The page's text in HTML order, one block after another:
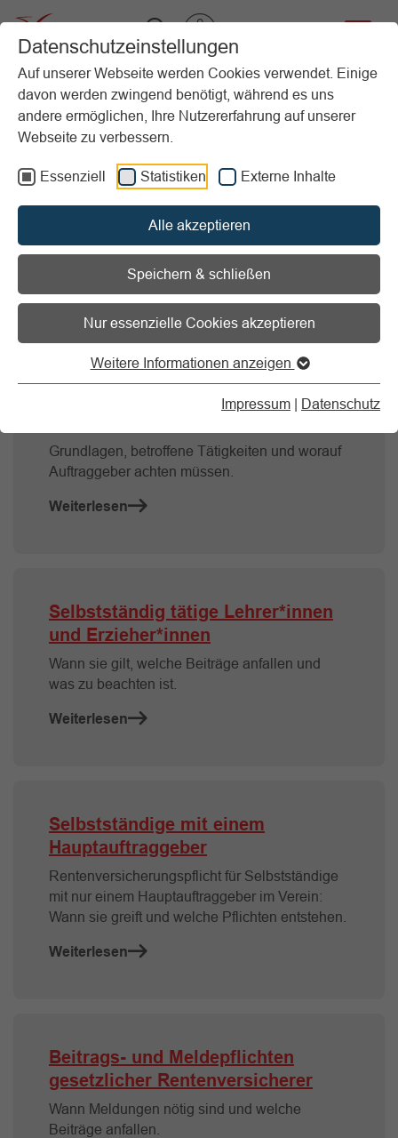
Datenschutzeinstellungen
Auf unserer Webseite werden Cookies verwendet. Einige
davon werden zwingend benötigt, während es uns
andere ermöglichen, Ihre Nutzererfahrung auf unserer
Webseite zu verbessern.
Essenziell Statistiken Externe Inhalte
Alle akzeptieren
Speichern & schließen
Nur essenzielle Cookies akzeptieren
Weitere Informationen anzeigen
Impressum | Datenschutz
Startseite Vereinsmanagement
Vergütung & Mitarbeit
Gesetzliche Rentenversicherungspflicht für Selbstständige
Informationen zum Readspeaker öffnen
Gesetzliche
Rentenversicherungspflicht
für Selbstständige
Grundlagen Gesetzliche
Grundlagen, betroffene Tätigkeiten und worauf
Auftraggeber achten müssen.
Weiterlesen
Selbstständig tätige Lehrer*innen
und Erzieher*innen
Wann sie gilt, welche Beiträge anfallen und
was zu beachten ist.
Weiterlesen
Selbstständige mit einem
Hauptauftraggeber
Rentenversicherungspflicht für Selbstständige
mit nur einem Hauptauftraggeber im Verein:
Wann sie greift und welche Pflichten entstehen.
Weiterlesen
Beitrags- und Meldepflichten
gesetzlicher Rentenversicherer
Wann Meldungen nötig sind und welche
Beiträge anfallen.